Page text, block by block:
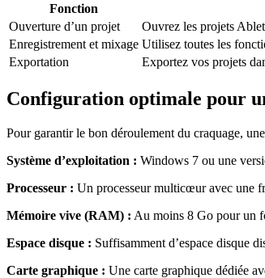
Fonction
Ouverture d’un projet
Ouvrez les projets
Enregistrement et mixage Utilisez toutes les
Exportation
Exportez vos projets
Configuration optimale pour
Pour garantir le bon déroulement du craquage,
Système d’exploitation : Windows 7 ou une
Processeur : Un processeur multicœur avec une
Mémoire vive (RAM) : Au moins 8 Go pour un
Espace disque : Suffisamment d’espace disque
Carte graphique : Une carte graphique dédiée